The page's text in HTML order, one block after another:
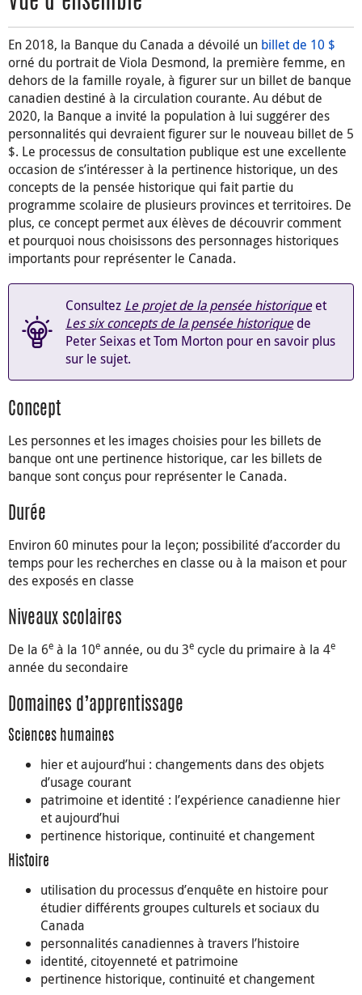
En 2018, la Banque du Canada a dévoilé un billet de 10 $
orné du portrait de Viola Desmond, la première femme, en
dehors de la famille royale, à figurer sur un billet de banque
canadien destiné à la circulation courante. Au début de
2020, la Banque a invité la population à lui suggérer des
personnalités qui devraient figurer sur le nouveau billet de 5
$. Le processus de consultation publique est une excellente
occasion de s’intéresser à la pertinence historique, un des
concepts de la pensée historique qui fait partie du
programme scolaire de plusieurs provinces et territoires. De
plus, ce concept permet aux élèves de découvrir comment
et pourquoi nous choisissons des personnages historiques
importants pour représenter le Canada.
Consultez Le projet de la pensée historiqueet
Les six concepts de la pensée historiquede
Peter Seixas et Tom Morton pour en savoir plus
sur le sujet.
Concept
Les personnes et les images choisies pour les billets de
banque ont une pertinence historique, car les billets de
banque sont conçus pour représenter le Canada.
Durée
Environ 60 minutes pour la leçon; possibilité d’accorder du
temps pour les recherches en classe ou à la maison et pour
des exposés en classe
Niveaux scolaires
De la 6e à la 10e année, ou du 3e cycle du primaire à la 4e
année du secondaire
Domaines d’apprentissage
Sciences humaines
hier et aujourd’hui : changements dans des objets
d’usage courant
patrimoine et identité : l’expérience canadienne hier
et aujourd’hui
pertinence historique, continuité et changement
Histoire
utilisation du processus d’enquête en histoire pour
étudier différents groupes culturels et sociaux du
Canada
personnalités canadiennes à travers l’histoire
identité, citoyenneté et patrimoine
pertinence historique, continuité et changement